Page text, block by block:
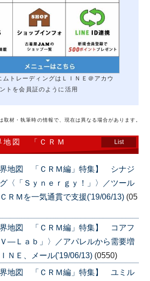
ムトレーディングはＬＩＮＥ＠アカウ
ントを会員証のように活用
取材・執筆時の情報で、現在は異なる場合があります。
地図 「ＣＲＭ
List
界地図 「ＣＲＭ編」特集】 シナジ
〈「Ｓｙｎｅｒｇｙ！」〉／ツール
ＲＭを一気通貫で支援('19/06/13) (05
界地図 「ＣＲＭ編」特集】 コアフ
―Ｌａｂ」〉／アパレルから需要増
ＮＥ、メール('19/06/13) (0550)
界地図 「ＣＲＭ編」特集】 ユミル